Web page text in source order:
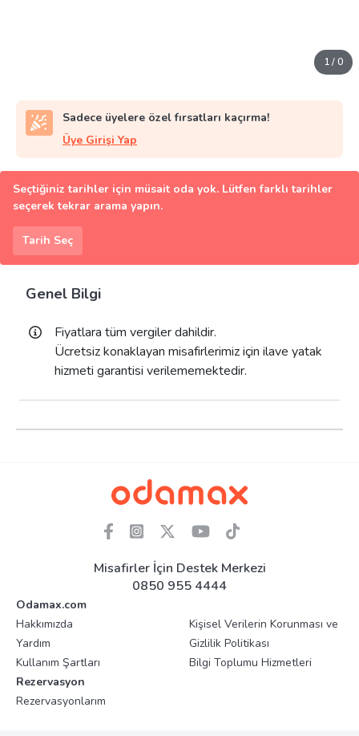
1/0
Sadece üyelere özel fırsatları kaçırma!
Üye Girişi Yap
Seçtiğiniz tarihler için müsait oda yok. Lütfen farklı tarihler
seçerek tekrar arama yapın.
Tarih Seç
Genel Bilgi
Fiyatlara tüm vergiler dahildir.
Ücretsiz konaklayan misafirlerimiz için ilave yatak
hizmeti garantisi verilememektedir.
Misafirler İçin Destek Merkezi
0850 955 4444
Odamax.com
Hakkımızda
Yardım
Kullanım Şartları
Kişisel Verilerin Korunması ve
Gizlilik Politikası
Bilgi Toplumu Hizmetleri
Rezervasyon
Rezervasyonlarım